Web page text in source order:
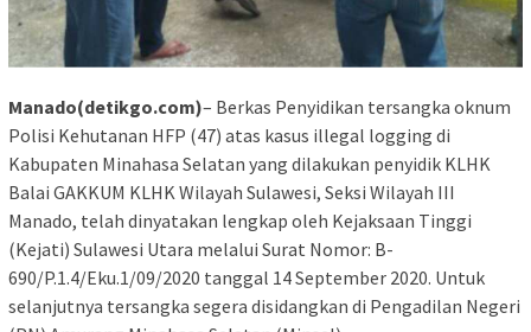
Manado(detikgo.com)– Berkas Penyidikan tersangka oknum
Polisi Kehutanan HFP (47) atas kasus illegal logging di
Kabupaten Minahasa Selatan yang dilakukan penyidik KLHK
Balai GAKKUM KLHK Wilayah Sulawesi, Seksi Wilayah III
Manado, telah dinyatakan lengkap oleh Kejaksaan Tinggi
(Kejati) Sulawesi Utara melalui Surat Nomor: B-
690/P.1.4/Eku.1/09/2020 tanggal 14 September 2020. Untuk
selanjutnya tersangka segera disidangkan di Pengadilan Negeri